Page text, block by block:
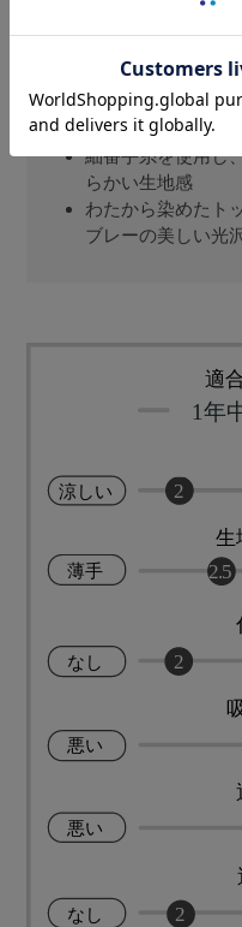
で一番ひんやり、
汗をかいても、近
があることで肌に
細番手糸を使用し
らかい生地感
わたから染めたト
ブレーの美しい光